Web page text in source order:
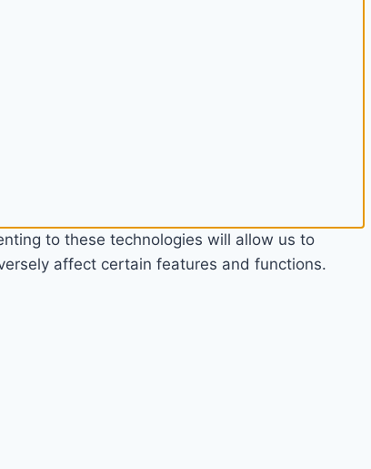
to these technologies will allow us to
affect certain features and functions.